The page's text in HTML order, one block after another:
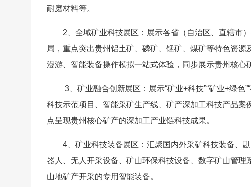
耐磨材料等。
2、全域矿业科技展区：展示各省（自治区、直辖市
局，重点突出贵州铝土矿、磷矿、锰矿、煤矿等特色资源
漫游、智能装备操作模拟一站式体验，同步展示贵州核心
3、矿业融合创新展区：展示“矿业+科技”“矿业+绿色
科技示范项目、智能采矿生产线、矿产深加工科技产品
点呈现贵州核心矿产的深加工产业链科技成果。
4、矿业科技装备展区：汇聚国内外采矿科技装备、
器人、无人开采设备、矿山环保科技设备、数字矿山管
山地矿产开采的专用智能装备。